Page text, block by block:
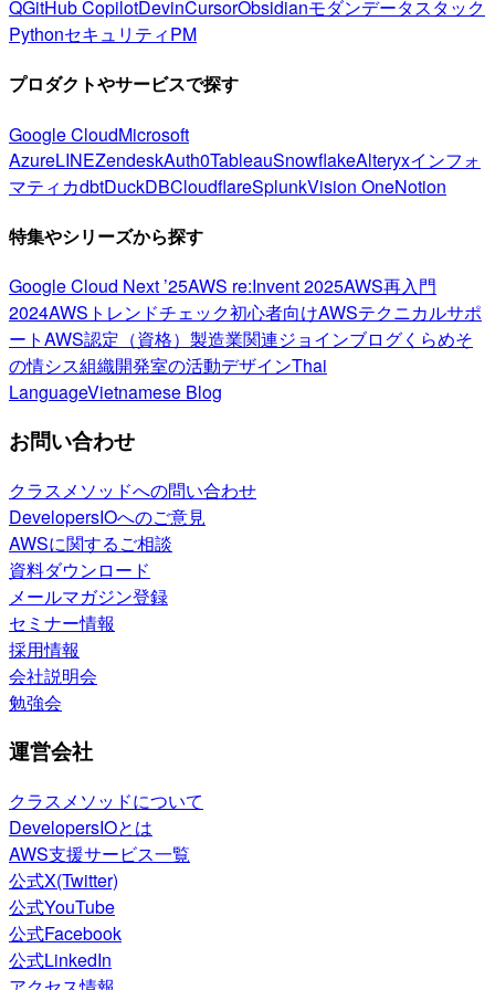
QGitHub CopilotDevinCursorObsidianモダンデータスタック
PythonセキュリティPM
プロダクトやサービスで探す
Google CloudMicrosoft
AzureLINEZendeskAuth0TableauSnowflakeAlteryxインフォ
マティカdbtDuckDBCloudflareSplunkVision OneNotion
特集やシリーズから探す
Google Cloud Next ’25AWS re:Invent 2025AWS再入門
2024AWSトレンドチェック初心者向けAWSテクニカルサポ
ートAWS認定（資格） 製造業関連ジョインブログくらめそ
の情シス組織開発室の活動デザインThai
LanguageVietnamese Blog
お問い合わせ
クラスメソッドへの問い合わせ
DevelopersIOへのご意見
AWSに関するご相談
資料ダウンロード
メールマガジン登録
セミナー情報
採用情報
会社説明会
勉強会
運営会社
クラスメソッドについて
DevelopersIOとは
AWS支援サービス一覧
公式X(Twitter)
公式YouTube
公式Facebook
公式LinkedIn